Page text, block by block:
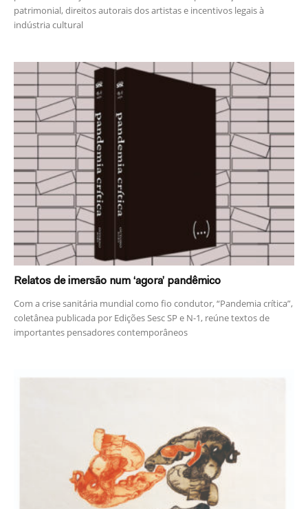
patrimonial, direitos autorais dos artistas e incentivos legais à
indústria cultural
Relatos de imersão num ‘agora’ pandêmico
Com a crise sanitária mundial como fio condutor, “Pandemia crítica”,
coletânea publicada por Edições Sesc SP e N-1, reúne textos de
importantes pensadores contemporâneos